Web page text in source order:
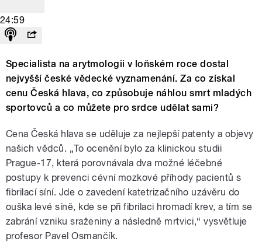
24:59
Specialista na arytmologii v loňském roce dostal
nejvyšší české vědecké vyznamenání. Za co získal
cenu Česká hlava, co způsobuje náhlou smrt mladých
sportovců a co můžete pro srdce udělat sami?
Cena Česká hlava se uděluje za nejlepší patenty a objevy
našich vědců. „To ocenění bylo za klinickou studii
Prague-17, která porovnávala dva možné léčebné
postupy k prevenci cévní mozkové příhody pacientů s
fibrilací síní. Jde o zavedení katetrizačního uzávěru do
ouška levé síně, kde se při fibrilaci hromadí krev, a tím se
zabrání vzniku sraženiny a následně mrtvici,“ vysvětluje
profesor Pavel Osmančík.